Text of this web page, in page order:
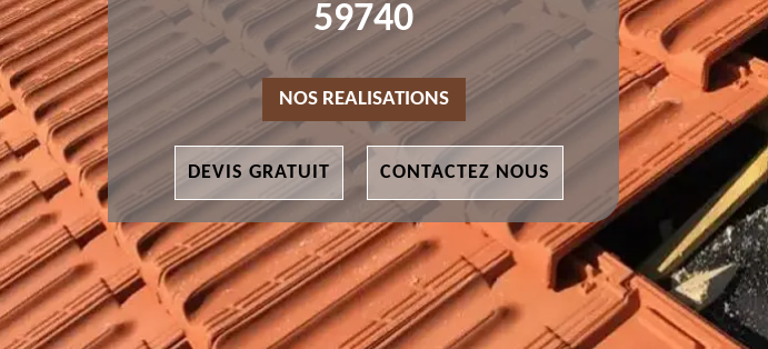
59740
NOS REALISATIONS
DEVIS GRATUIT CONTACTEZ NOUS